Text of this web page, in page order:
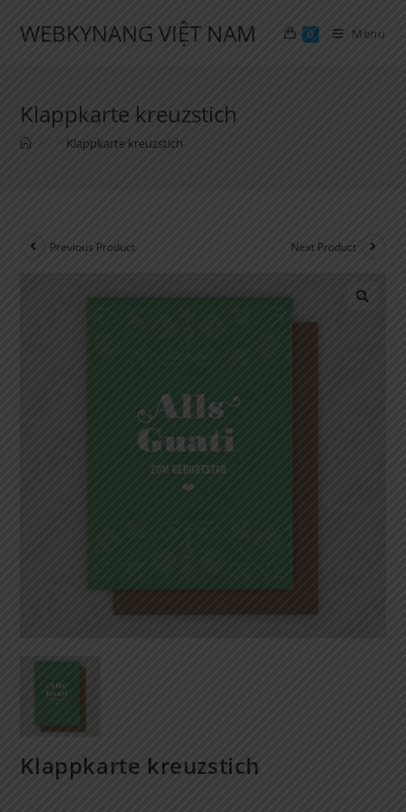
WEBKYNANG VIỆT NAM 0 Menu
Klappkarte kreuzstich
Klappkarte kreuzstich
Previous Product Next Product
Klappkarte kreuzstich